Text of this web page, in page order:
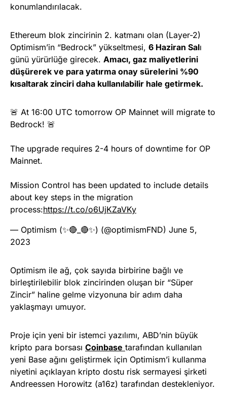
konumlandırılacak.
Ethereum blok zincirinin 2. katmanı olan (Layer-2)
Optimism’in “Bedrock” yükseltmesi, 6 Haziran Salı
günü yürürlüğe girecek. Amacı, gaz maliyetlerini
düşürerek ve para yatırma onay sürelerini %90
kısaltarak zinciri daha kullanılabilir hale getirmek.
🚨 At 16:00 UTC tomorrow OP Mainnet will migrate to
Bedrock! 🚨
The upgrade requires 2-4 hours of downtime for OP
Mainnet.
Mission Control has been updated to include details
about key steps in the migration
process:https://t.co/o6UjKZaVKy
— Optimism (✨🔴_🔴✨) (@optimismFND) June 5,
2023
Optimism ile ağ, çok sayıda birbirine bağlı ve
birleştirilebilir blok zincirinden oluşan bir “Süper
Zincir” haline gelme vizyonuna bir adım daha
yaklaşmayı umuyor.
Proje için yeni bir istemci yazılımı, ABD’nin büyük
kripto para borsası Coinbase tarafından kullanılan
yeni Base ağını geliştirmek için Optimism’i kullanma
niyetini açıklayan kripto dostu risk sermayesi şirketi
Andreessen Horowitz (a16z) tarafından destekleniyor.